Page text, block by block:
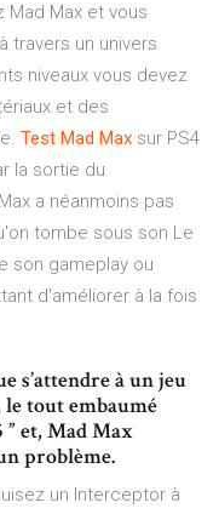
Mad Max et vous
travers un univers
niveaux vous devez
et des
Test Mad Max sur PS4
la sortie du
a néanmoins pas
tombe sous son Le
son gameplay ou
d'améliorer à la fois
s’attendre à un jeu
le tout embaumé
” et, Mad Max
problème.
un Interceptor à